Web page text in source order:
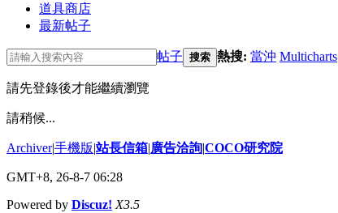
道具商店
最新帖子
帖子 搜索 熱搜: 當沖 Multicharts
請先登錄後才能繼續瀏覽
請稍候...
Archiver|手機版|站長信箱|廣告洽詢|COCO研究院
GMT+8, 26-8-7 06:28
Powered by Discuz! X3.5